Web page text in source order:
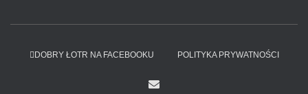
DOBRY ŁOTR NA FACEBOOKU POLITYKA PRYWATNOŚCI